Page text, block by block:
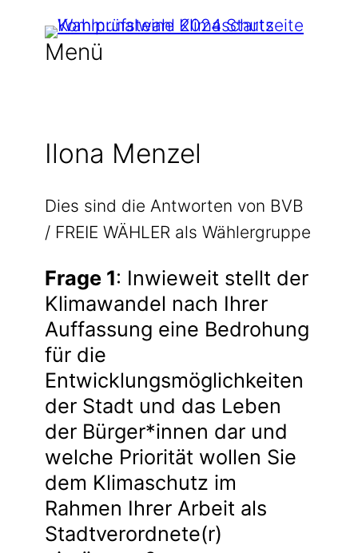
InhaltMenü
Ilona Menzel
Dies sind die Antworten von BVB
/ FREIE WÄHLER als Wählergruppe
Frage 1: Inwieweit stellt der
Klimawandel nach Ihrer
Auffassung eine Bedrohung
für die
Entwicklungsmöglichkeiten
der Stadt und das Leben
der Bürger*innen dar und
welche Priorität wollen Sie
dem Klimaschutz im
Rahmen Ihrer Arbeit als
Stadtverordnete(r)